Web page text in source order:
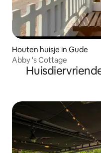
Houten huisje in Gude
Abby 's Cottage